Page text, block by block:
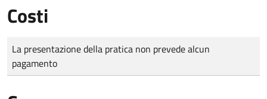
Costi
Tipo di pagamento
Importo
La presentazione della pratica non prevede alcun
pagamento